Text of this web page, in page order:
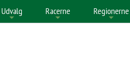
Udvalg Racerne Regionerne